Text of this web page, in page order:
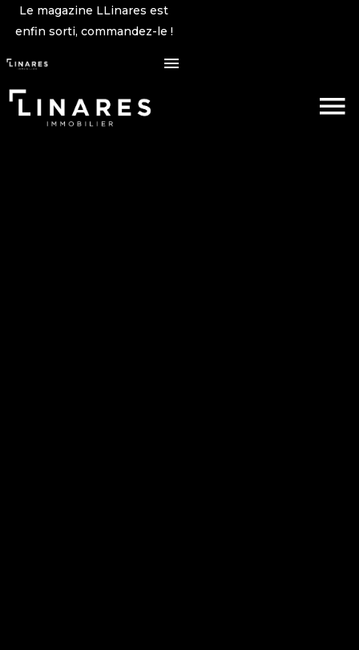
Le magazine LLinares est
enfin sorti, commandez-le !